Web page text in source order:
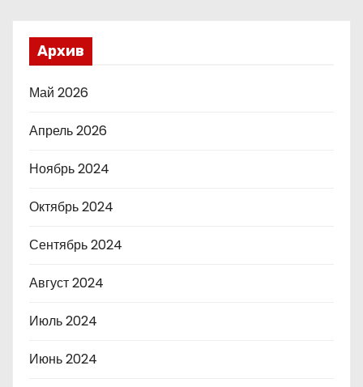
Архив
Май 2026
Апрель 2026
Ноябрь 2024
Октябрь 2024
Сентябрь 2024
Август 2024
Июль 2024
Июнь 2024